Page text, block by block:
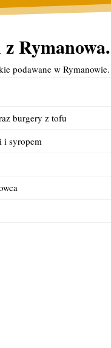
podawane w Rymanowie.
burgery z tofu
i syropem